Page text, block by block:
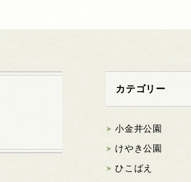
カテゴリー
小金井公園
けやき公園
ひこばえ